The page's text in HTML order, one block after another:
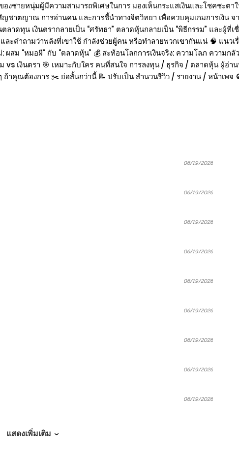
องชายหนุ่มผู้มีความสามารถพิเศษในการ มองเห็นกระแสเงินและโชคชะต
ชาตญาณ การอ่านคน และการชี้นำทางจิตวิทยา เพื่อควบคุมเกมการเงิน จ
ดทุน เงินตรากลายเป็น “ศรัทธา” ตลาดหุ้นกลายเป็น “พิธีกรรม” และผู้ที่
ะคำถามว่าพลังที่เขาใช้ กำลังช่วยผู้คน หรือทำลายพวกเขากันแน่ 🧠 แนวเรื่
สม “หมอผี” กับ “ตลาดหุ้น” 💰 สะท้อนโลกการเงินจริง: ความโลภ ความก
เงินตรา 🎯 เหมาะกับใคร คนที่สนใจ การลงทุน / ธุรกิจ / ตลาดหุ้น ผู้อ่า
ถ้าคุณต้องการ ✂️ ย่อสั้นกว่านี้ 📝 ปรับเป็น สำนวนรีวิว / รายงาน / หน้าเพ
06/19/2026
06/19/2026
06/19/2026
06/19/2026
06/19/2026
06/19/2026
06/19/2026
06/19/2026
06/19/2026
แสดงเพิ่มเติม